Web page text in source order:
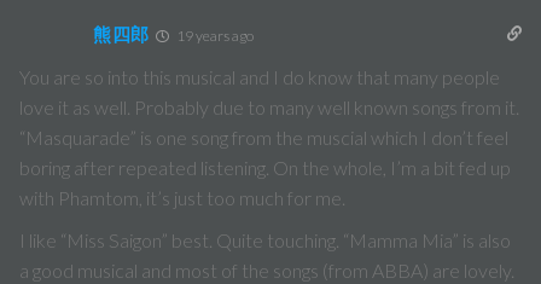
熊四郎 19 years ago
You are so into this musical and I do know that many people
love it as well. Probably due to many well known songs from it.
“Masquarade” is one song from the muscial which I don’t feel
boring after repeated listening. On the whole, I’m a bit fed up
with Phamtom, it’s just too much for me.
I like “Miss Saigon” best. Quite touching. “Mamma Mia” is also
a good musical and most of the songs (from ABBA) are lovely.